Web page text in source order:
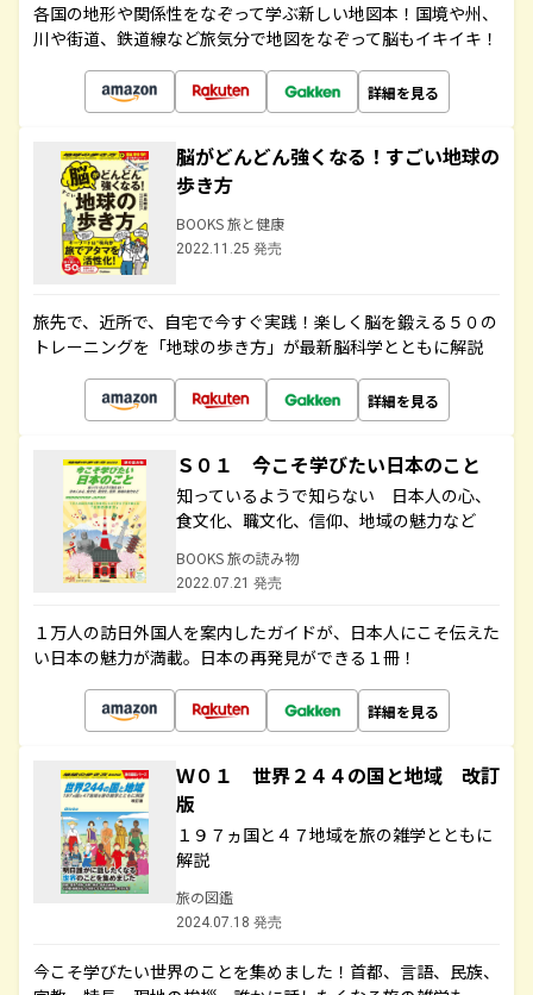
各国の地形や関係性をなぞって学ぶ新しい地図本！国境や州、
川や街道、鉄道線など旅気分で地図をなぞって脳もイキイキ！
詳細を見る
脳がどんどん強くなる！すごい地球の
歩き方
BOOKS 旅と健康
2022.11.25 発売
旅先で、近所で、自宅で今すぐ実践！楽しく脳を鍛える５０の
トレーニングを「地球の歩き方」が最新脳科学とともに解説
詳細を見る
Ｓ０１ 今こそ学びたい日本のこと
知っているようで知らない 日本人の心、
食文化、職文化、信仰、地域の魅力など
BOOKS 旅の読み物
2022.07.21 発売
１万人の訪日外国人を案内したガイドが、日本人にこそ伝えた
い日本の魅力が満載。日本の再発見ができる１冊！
詳細を見る
Ｗ０１ 世界２４４の国と地域 改訂
版
１９７ヵ国と４７地域を旅の雑学とともに
解説
旅の図鑑
2024.07.18 発売
今こそ学びたい世界のことを集めました！首都、言語、民族、